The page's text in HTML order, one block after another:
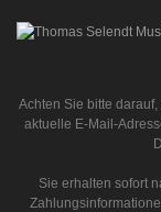
Achten Sie bitte
aktuelle E-Mail-
Sie erhalten sofort